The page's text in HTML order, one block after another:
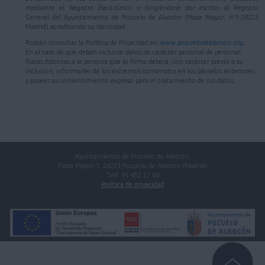
mediante el Registro Electrónico o dirigiéndose por escrito al Registro
General del Ayuntamiento de Pozuelo de Alarcón (Plaza Mayor, nº1-28223
Madrid) acreditando su identidad.
Podrán consultar la Política de Privacidad en www.pozuelodealarcon.org
En el caso de que deban incluirse datos de carácter personal de personas
físicas distintas a la persona que lo firma deberá, con carácter previo a su
inclusión, informarles de los extremos contenidos en los párrafos anteriores
y poseer su consentimiento expreso para el tratamiento de sus datos.
Ayuntamiento de Pozuelo de Alarcón.
Plaza Mayor 1, 28223 Pozuelo de Alarcón (Madrid)
Telf. 91 452 27 00
Política de privacidad